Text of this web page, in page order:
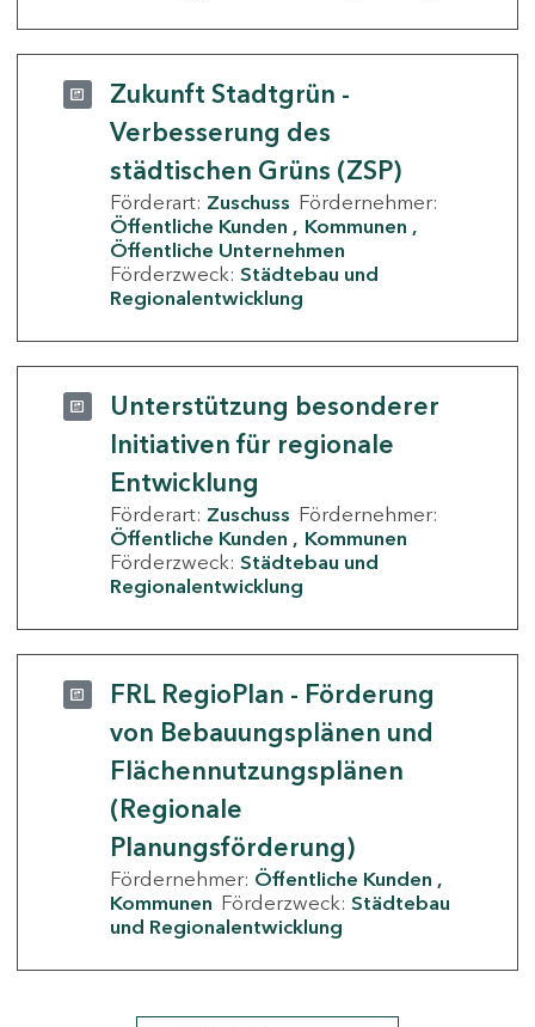
Zukunft Stadtgrün -
Verbesserung des
städtischen Grüns (ZSP)
Förderart: Zuschuss Fördernehmer:
Öffentliche Kunden
Kommunen
Öffentliche Unternehmen
Förderzweck: Städtebau und
Regionalentwicklung
Unterstützung besonderer
Initiativen für regionale
Entwicklung
Förderart: Zuschuss Fördernehmer:
Öffentliche Kunden
Kommunen
Förderzweck: Städtebau und
Regionalentwicklung
FRL RegioPlan - Förderung
von Bebauungsplänen und
Flächennutzungsplänen
(Regionale
Planungsförderung)
Fördernehmer: Öffentliche Kunden
Kommunen Förderzweck: Städtebau
und Regionalentwicklung